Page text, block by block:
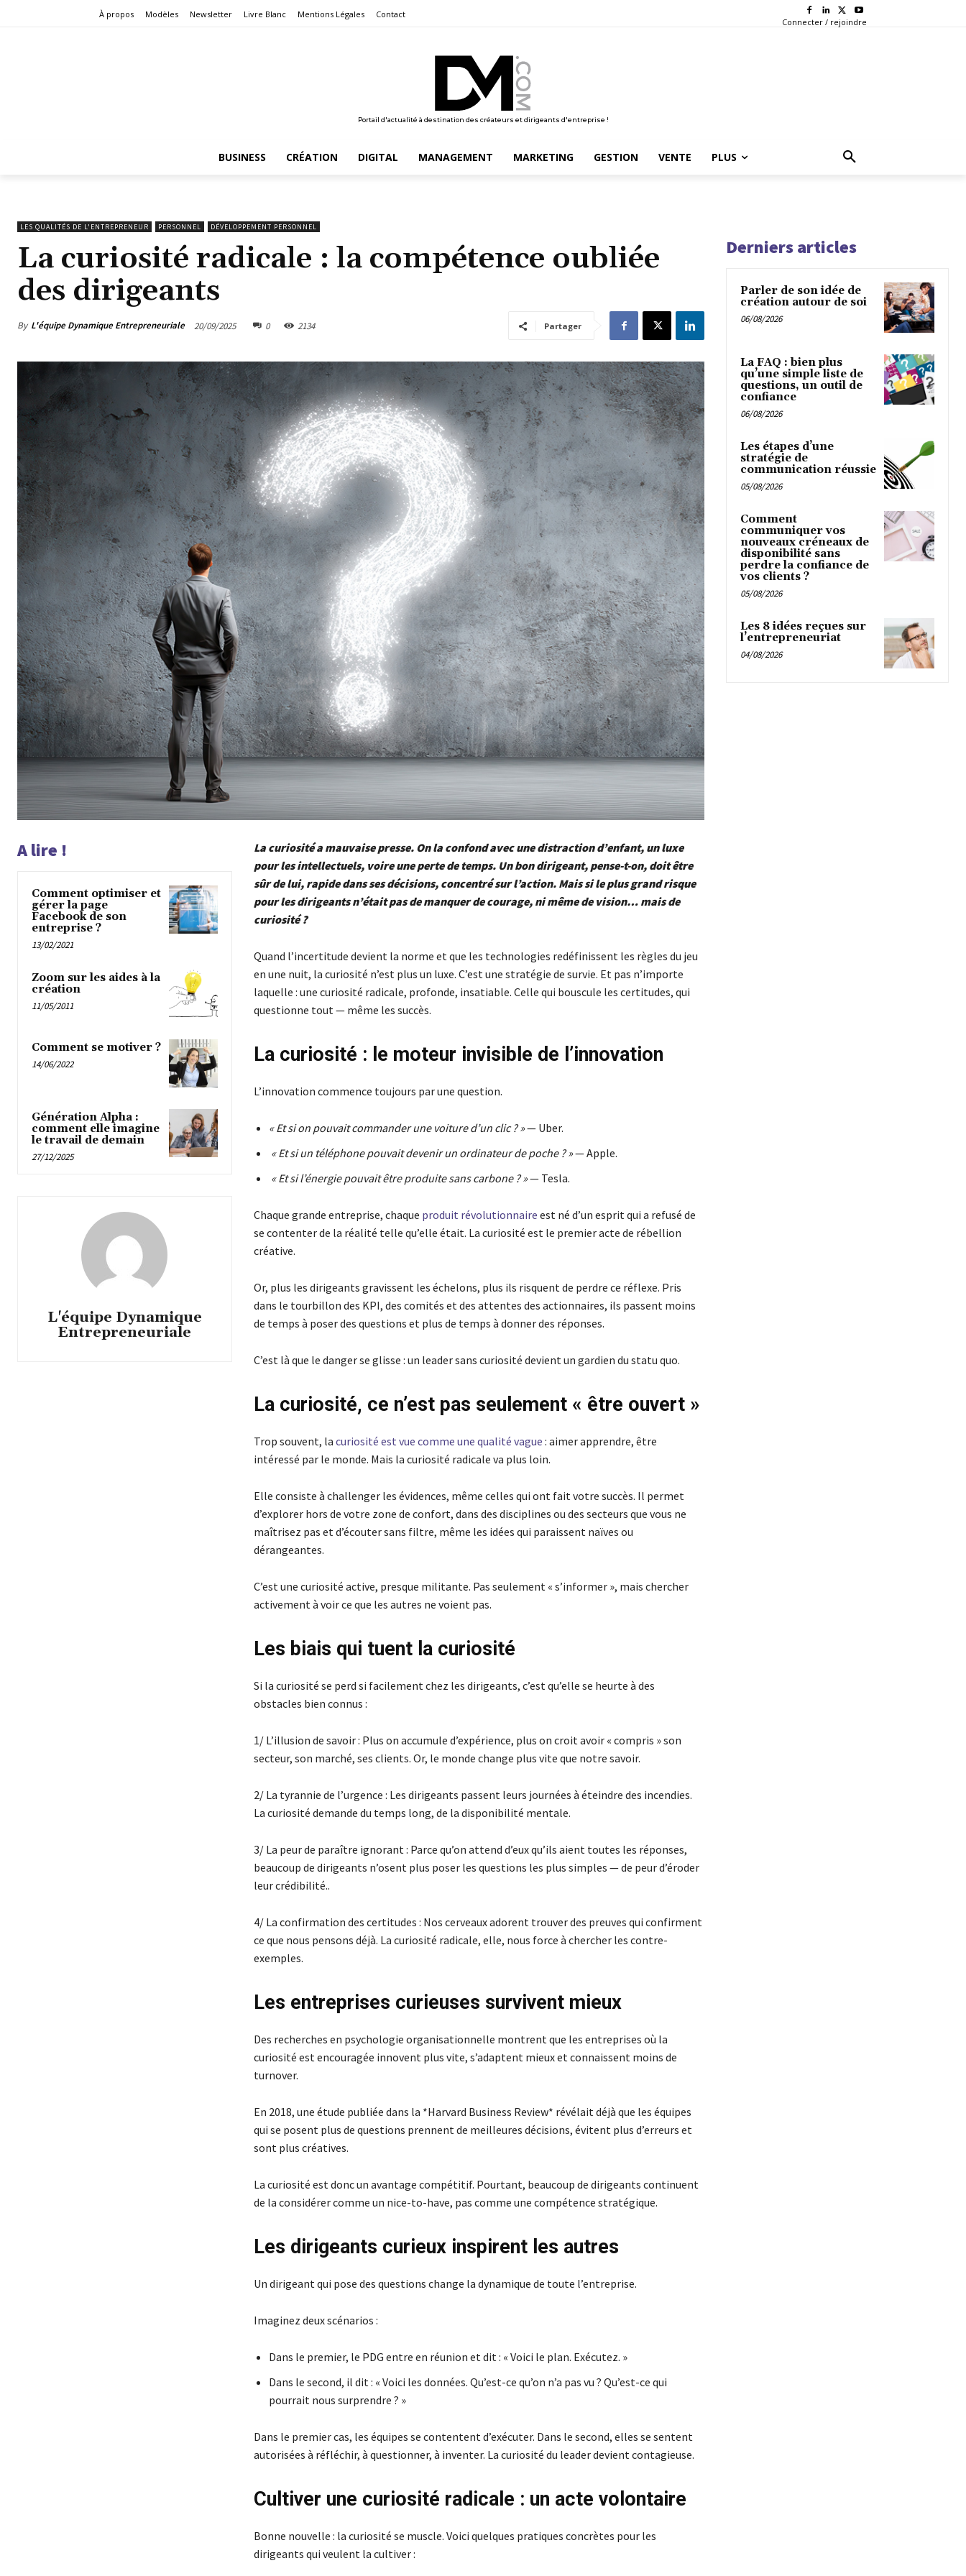
À propos Modèles Newsletter Livre Blanc Mentions Légales Contact
Connecter / rejoindre
Portail d'actualité à destination des créateurs et dirigeants d'entreprise !
BUSINESS CRÉATION DIGITAL MANAGEMENT MARKETING GESTION VENTE PLUS
LES QUALITÉS DE L'ENTREPRENEUR PERSONNEL DÉVELOPPEMENT PERSONNEL
La curiosité radicale : la compétence oubliée
des dirigeants
By L'équipe Dynamique Entrepreneuriale 20/09/2025 0 2134 Partager
A lire !
Comment optimiser et
gérer la page
Facebook de son
entreprise ?
13/02/2021
Zoom sur les aides à la
création
11/05/2011
Comment se motiver ?
14/06/2022
Génération Alpha :
comment elle imagine
le travail de demain
27/12/2025
L'équipe Dynamique
Entrepreneuriale
La curiosité a mauvaise presse. On la confond avec une distraction d’enfant, un luxe
pour les intellectuels, voire une perte de temps. Un bon dirigeant, pense-t-on, doit être
sûr de lui, rapide dans ses décisions, concentré sur l’action. Mais si le plus grand risque
pour les dirigeants n’était pas de manquer de courage, ni même de vision… mais de
curiosité ?
Quand l’incertitude devient la norme et que les technologies redéfinissent les règles du jeu
en une nuit, la curiosité n’est plus un luxe. C’est une stratégie de survie. Et pas n’importe
laquelle : une curiosité radicale, profonde, insatiable. Celle qui bouscule les certitudes, qui
questionne tout — même les succès.
La curiosité : le moteur invisible de l’innovation
L’innovation commence toujours par une question.
« Et si on pouvait commander une voiture d’un clic ? »— Uber.
« Et si un téléphone pouvait devenir un ordinateur de poche ? »— Apple.
« Et si l’énergie pouvait être produite sans carbone ? »— Tesla.
Chaque grande entreprise, chaque produit révolutionnaire est né d’un esprit qui a refusé de
se contenter de la réalité telle qu’elle était. La curiosité est le premier acte de rébellion
créative.
Or, plus les dirigeants gravissent les échelons, plus ils risquent de perdre ce réflexe. Pris
dans le tourbillon des KPI, des comités et des attentes des actionnaires, ils passent moins
de temps à poser des questions et plus de temps à donner des réponses.
C’est là que le danger se glisse : un leader sans curiosité devient un gardien du statu quo.
La curiosité, ce n’est pas seulement « être ouvert »
Trop souvent, la curiosité est vue comme une qualité vague : aimer apprendre, être
intéressé par le monde. Mais la curiosité radicale va plus loin.
Elle consiste à challenger les évidences, même celles qui ont fait votre succès. Il permet
d’explorer hors de votre zone de confort, dans des disciplines ou des secteurs que vous ne
maîtrisez pas et d’écouter sans filtre, même les idées qui paraissent naïves ou
dérangeantes.
C’est une curiosité active, presque militante. Pas seulement « s’informer », mais chercher
activement à voir ce que les autres ne voient pas.
Les biais qui tuent la curiosité
Si la curiosité se perd si facilement chez les dirigeants, c’est qu’elle se heurte à des
obstacles bien connus :
1/ L’illusion de savoir : Plus on accumule d’expérience, plus on croit avoir « compris » son
secteur, son marché, ses clients. Or, le monde change plus vite que notre savoir.
2/ La tyrannie de l’urgence : Les dirigeants passent leurs journées à éteindre des incendies.
La curiosité demande du temps long, de la disponibilité mentale.
3/ La peur de paraître ignorant : Parce qu’on attend d’eux qu’ils aient toutes les réponses,
beaucoup de dirigeants n’osent plus poser les questions les plus simples — de peur d’éroder
leur crédibilité..
4/ La confirmation des certitudes : Nos cerveaux adorent trouver des preuves qui confirment
ce que nous pensons déjà. La curiosité radicale, elle, nous force à chercher les contre-
exemples.
Les entreprises curieuses survivent mieux
Des recherches en psychologie organisationnelle montrent que les entreprises où la
curiosité est encouragée innovent plus vite, s’adaptent mieux et connaissent moins de
turnover.
En 2018, une étude publiée dans la *Harvard Business Review* révélait déjà que les équipes
qui se posent plus de questions prennent de meilleures décisions, évitent plus d’erreurs et
sont plus créatives.
La curiosité est donc un avantage compétitif. Pourtant, beaucoup de dirigeants continuent
de la considérer comme un nice-to-have, pas comme une compétence stratégique.
Les dirigeants curieux inspirent les autres
Un dirigeant qui pose des questions change la dynamique de toute l’entreprise.
Imaginez deux scénarios :
Dans le premier, le PDG entre en réunion et dit : « Voici le plan. Exécutez. »
Dans le second, il dit : « Voici les données. Qu’est-ce qu’on n’a pas vu ? Qu’est-ce qui
pourrait nous surprendre ? »
Dans le premier cas, les équipes se contentent d’exécuter. Dans le second, elles se sentent
autorisées à réfléchir, à questionner, à inventer. La curiosité du leader devient contagieuse.
Cultiver une curiosité radicale : un acte volontaire
Bonne nouvelle : la curiosité se muscle. Voici quelques pratiques concrètes pour les
dirigeants qui veulent la cultiver :
Derniers articles
Parler de son idée de
création autour de soi
06/08/2026
La FAQ : bien plus
qu’une simple liste de
questions, un outil de
confiance
06/08/2026
Les étapes d’une
stratégie de
communication réussie
05/08/2026
Comment
communiquer vos
nouveaux créneaux de
disponibilité sans
perdre la confiance de
vos clients ?
05/08/2026
Les 8 idées reçues sur
l’entrepreneuriat
04/08/2026